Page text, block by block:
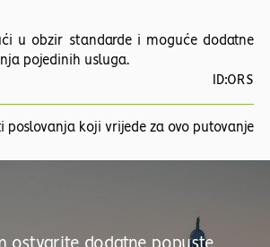
u obzir standarde i moguće dodatne
pojedinih usluga.
ID:ORS
poslovanja koji vrijede za ovo putovanje